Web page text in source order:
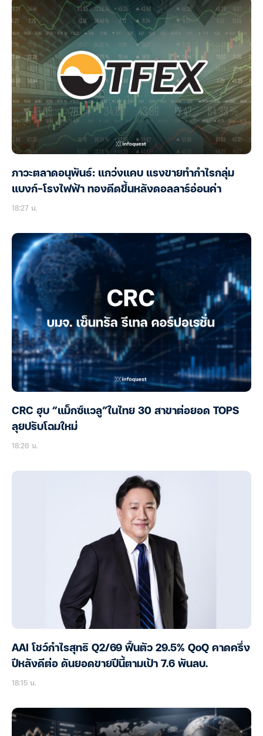
ภาวะตลาดอนุพันธ์: แกว่งแคบ แรงขายทำกำไรกลุ่ม
แบงก์-โรงไฟฟ้า ทองดีดขึ้นหลังดอลลาร์อ่อนค่า
18:27 น.
CRC ฮุบ “แม็กซ์แวลู”ในไทย 30 สาขาต่อยอด TOPS
ลุยปรับโฉมใหม่
18:26 น.
AAI โชว์กำไรสุทธิ Q2/69 ฟื้นตัว 29.5% QoQ คาดครึ่ง
ปีหลังดีต่อ ดันยอดขายปีนี้ตามเป้า 7.6 พันลบ.
18:15 น.